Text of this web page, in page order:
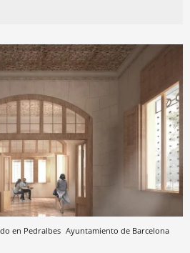
en Pedralbes Ayuntamiento de Barcelona